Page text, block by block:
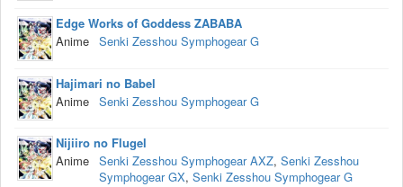
Edge Works of Goddess ZABABA
Anime Senki Zesshou Symphogear G
Hajimari no Babel
Anime Senki Zesshou Symphogear G
Nijiiro no Flugel
Anime Senki Zesshou Symphogear AXZ, Senki Zesshou
Symphogear GX, Senki Zesshou Symphogear G